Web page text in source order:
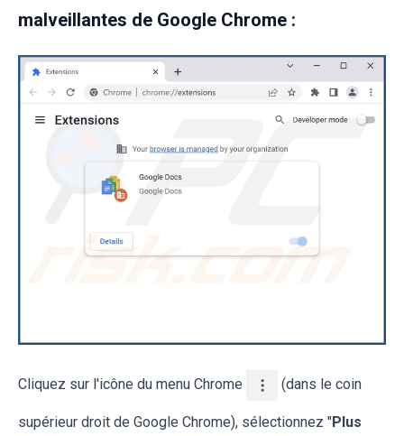
malveillantes de Google Chrome :
Cliquez sur l'icône du menu Chrome (dans le coin
supérieur droit de Google Chrome), sélectionnez "Plus